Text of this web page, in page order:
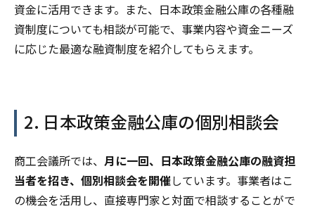
資金に活用できます。また、日本政策金融公庫の各種融
資制度についても相談が可能で、事業内容や資金ニーズ
に応じた最適な融資制度を紹介してもらえます。
2. 日本政策金融公庫の個別相談会
商工会議所では、 月に一回、日本政策金融公庫の融資担
当者を招き、個別相談会を開催しています。事業者はこ
の機会を活用し、直接専門家と対面で相談することがで